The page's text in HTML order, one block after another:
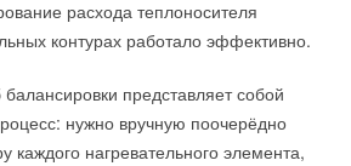
расхода теплоносителя
контурах работало эффективно.
представляет собой
нужно вручную поочерёдно
каждого нагревательного элемента,